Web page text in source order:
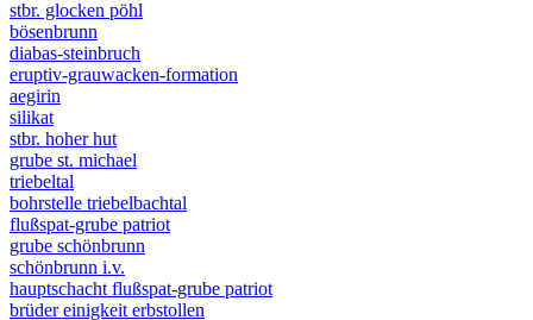
stbr. glocken pöhl
bösenbrunn
diabas-steinbruch
eruptiv-grauwacken-formation
aegirin
silikat
stbr. hoher hut
grube st. michael
triebeltal
bohrstelle triebelbachtal
flußspat-grube patriot
grube schönbrunn
schönbrunn i.v.
hauptschacht flußspat-grube patriot
brüder einigkeit erbstollen